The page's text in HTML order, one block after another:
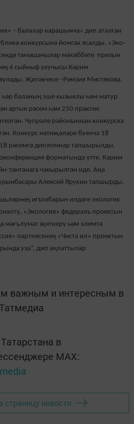
– балалар карашынча» дип аталган
конкурсына йомгак ясалды. «Эко-
тамашачылар мәхәббәте призын
4 сыйныф укучысы Кәрим
Җитәкчесе –Рәмзия Мистякова.
баланың эше кызыклы һәм матур
артык рәсем һәм 250 практик
Чүпрәле районыннан конкурска
Конкурс нәтиҗәләре буенча 18
рәсемгә дипломнар тапшырылды.
форматында үтте. Кәрим
тантанага чакырылган иде. Аңа
Алексей Ярухин тапшырды.
игътибарын илдәге экологик
«Экология» федераль проектын
җиткерү һәм элемтә
партиясенең «Чиста ил» проектын
уза”, дип аңлаттылар
важным и интересным в
в
MАХ:
страницу новости